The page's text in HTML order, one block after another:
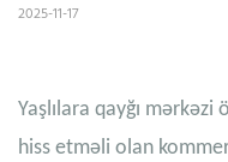
2025-11-17
Yaşlılara qayğı
hiss etməli olan